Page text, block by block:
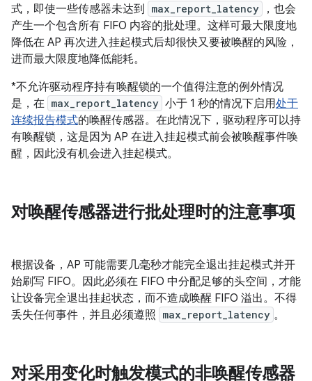
式，即使一些传感器未达到
max_report_latency
，也会
产生一个包含所有 FIFO 内容的批处理。这样可最大限度地
降低在 AP 再次进入挂起模式后却很快又要被唤醒的风险，
进而最大限度地降低能耗。
*不允许驱动程序持有唤醒锁的一个值得注意的例外情况
是，在 max_report_latency 小于 1 秒的情况下启用处于
连续报告模式的唤醒传感器。在此情况下，驱动程序可以持
有唤醒锁，这是因为 AP 在进入挂起模式前会被唤醒事件唤
醒，因此没有机会进入挂起模式。
对唤醒传感器进行批处理时的注意事项
根据设备，AP 可能需要几毫秒才能完全退出挂起模式并开
始刷写 FIFO。因此必须在 FIFO 中分配足够的头空间，才能
让设备完全退出挂起状态，而不造成唤醒 FIFO 溢出。不得
丢失任何事件，并且必须遵照 max_report_latency 。
对采用变化时触发模式的非唤醒传感器